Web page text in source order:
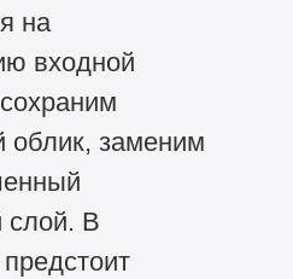
на
входной
облик, заменим
слой. В